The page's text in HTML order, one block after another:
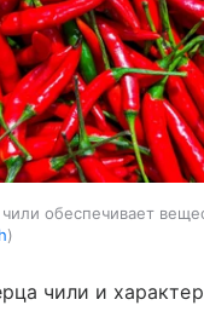
обеспечивает
чили и